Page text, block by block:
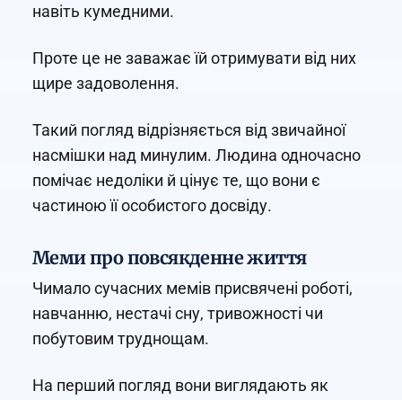
навіть кумедними.
Проте це не заважає їй отримувати від них
щире задоволення.
Такий погляд відрізняється від звичайної
насмішки над минулим. Людина одночасно
помічає недоліки й цінує те, що вони є
частиною її особистого досвіду.
Меми про повсякденне життя
Чимало сучасних мемів присвячені роботі,
навчанню, нестачі сну, тривожності чи
побутовим труднощам.
На перший погляд вони виглядають як